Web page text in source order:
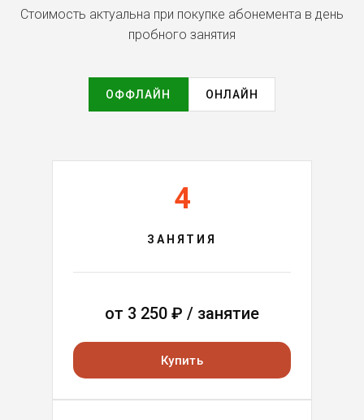
Стоимость актуальна при покупке абонемента в день
пробного занятия
ОФФЛАЙН ОНЛАЙН
4
ЗАНЯТИЯ
от 3 250 ₽ / занятие
Купить